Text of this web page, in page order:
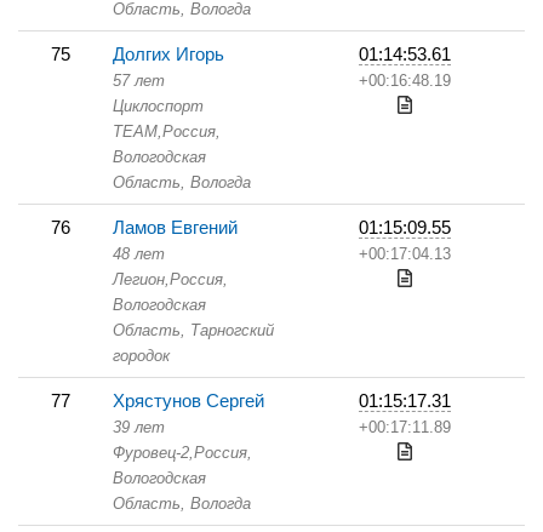
Область, Вологда
75 Долгих Игорь
57 лет
Циклоспорт
TEAM,Россия,
Вологодская
Область, Вологда
01:14:53.61
+00:16:48.19
76 Ламов Евгений
48 лет
Легион,Россия,
Вологодская
Область, Тарногский
городок
01:15:09.55
+00:17:04.13
77 Хрястунов Сергей
39 лет
Фуровец-2,Россия,
Вологодская
Область, Вологда
01:15:17.31
+00:17:11.89